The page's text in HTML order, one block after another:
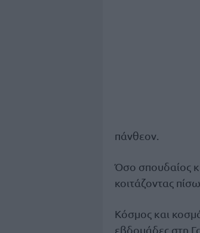
πάνθεον.
Όσο σπουδαίος
κοιτάζοντας
Κόσμος και
εβδομάδες στη